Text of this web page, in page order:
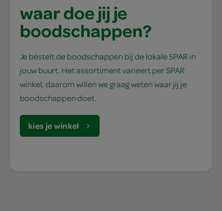
waar doe jij je
boodschappen?
Je bestelt de boodschappen bij de lokale SPAR in
jouw buurt. Het assortiment varieert per SPAR
winkel, daarom willen we graag weten waar jij je
boodschappen doet.
kies je winkel